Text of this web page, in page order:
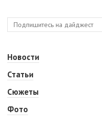
Новости
Статьи
Сюжеты
Фото